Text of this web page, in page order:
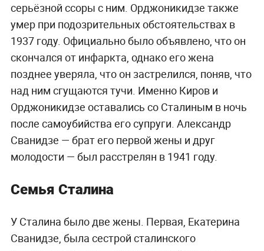
серьёзной ссоры с ним. Орджоникидзе также
умер при подозрительных обстоятельствах в
1937 году. Официально было объявлено, что он
скончался от инфаркта, однако его жена
позднее уверяла, что он застрелился, поняв, что
над ним сгущаются тучи. Именно Киров и
Орджоникидзе оставались со Сталиным в ночь
после самоубийства его супруги. Александр
Сванидзе — брат его первой жены и друг
молодости — был расстрелян в 1941 году.
Семья Сталина
У Сталина было две жены. Первая, Екатерина
Сванидзе, была сестрой сталинского